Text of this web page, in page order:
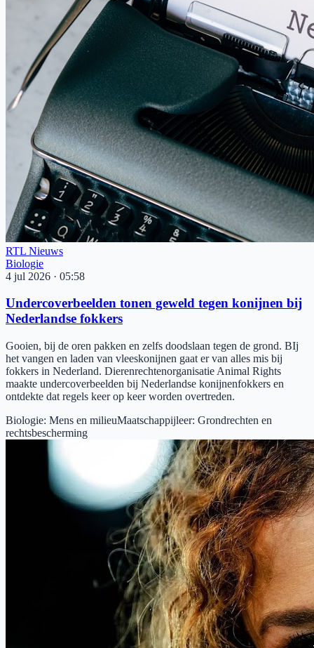
RTL Nieuws
Biologie
4 jul 2026 · 05:58
Undercoverbeelden tonen geweld tegen konijnen bij
Nederlandse fokkers
Gooien, bij de oren pakken en zelfs doodslaan tegen de grond. BIj
het vangen en laden van vleeskonijnen gaat er van alles mis bij
fokkers in Nederland. Dierenrechtenorganisatie Animal Rights
maakte undercoverbeelden bij Nederlandse konijnenfokkers en
ontdekte dat regels keer op keer worden overtreden.
Biologie: Mens en milieuMaatschappijleer: Grondrechten en
rechtsbescherming